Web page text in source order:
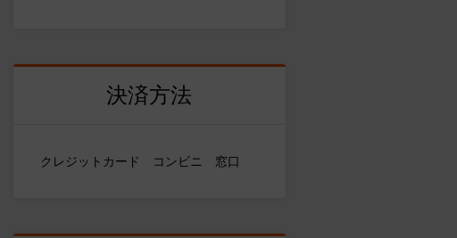
決済方法
クレジットカード コンビニ 窓口